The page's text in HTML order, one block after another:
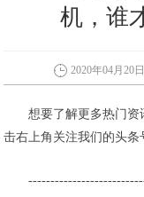
机，谁
2020年04月20
想要了解更多热门
击右上角关注我们的头条